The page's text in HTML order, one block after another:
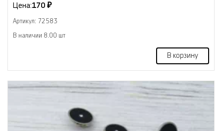
Цена:170 ₽
Артикул: 72583
В наличии 8.00 шт
В корзину